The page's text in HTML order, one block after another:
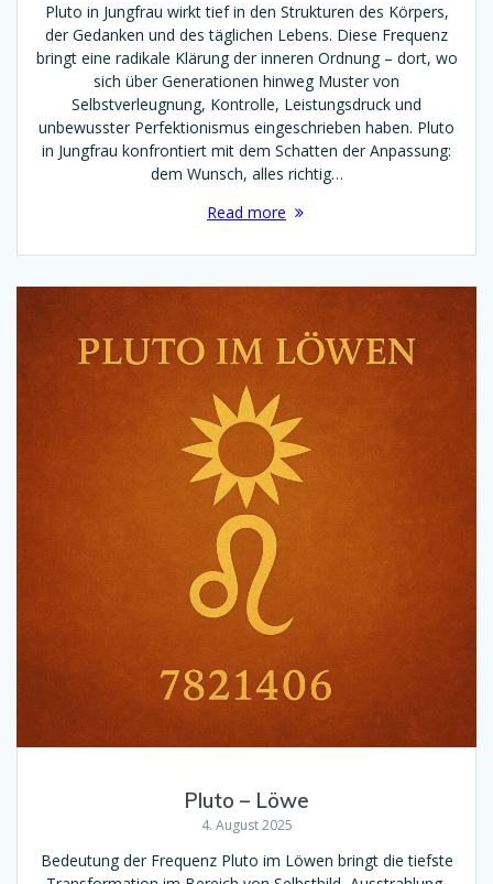
Pluto in Jungfrau wirkt tief in den Strukturen des Körpers,
der Gedanken und des täglichen Lebens. Diese Frequenz
bringt eine radikale Klärung der inneren Ordnung – dort, wo
sich über Generationen hinweg Muster von
Selbstverleugnung, Kontrolle, Leistungsdruck und
unbewusster Perfektionismus eingeschrieben haben. Pluto
in Jungfrau konfrontiert mit dem Schatten der Anpassung:
dem Wunsch, alles richtig…
Read more
Pluto – Löwe
4. August 2025
Bedeutung der Frequenz Pluto im Löwen bringt die tiefste